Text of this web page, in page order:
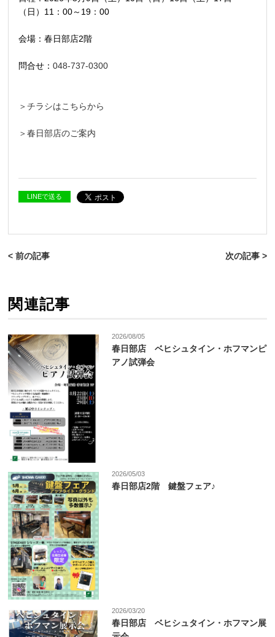
（日）11：00～19：00
会場：春日部店2階
問合せ：048-737-0300
＞チラシはこちらから
＞春日部店のご案内
LINEで送る
< 前の記事 次の記事 >
関連記事
2026/08/05
春日部店 ベヒシュタイン・ホフマンピ
アノ試弾会
2026/05/03
春日部店2階 鍵盤フェア♪
2026/03/20
春日部店 ベヒシュタイン・ホフマン展